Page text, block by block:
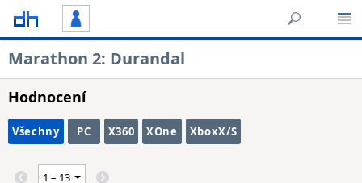
Marathon 2: Durandal
Hodnocení
Všechny PC X360 XOne XboxX/S